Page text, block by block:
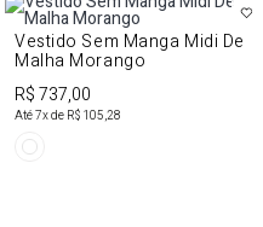
Vestido Sem Manga Midi De
Malha Morango
R$ 737,00
Até7x de R$ 105,28